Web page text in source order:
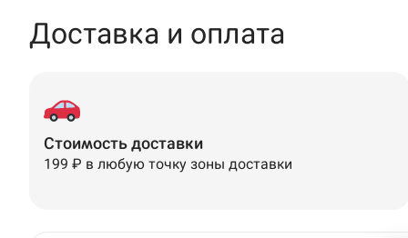
Доставка и оплата
Стоимость доставки
199 ₽ в любую точку зоны доставки